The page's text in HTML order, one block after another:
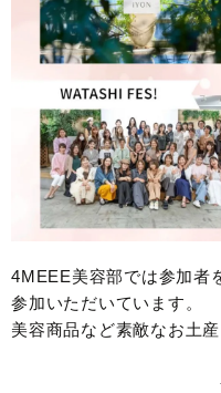
4MEEE美容部では参加者
参加いただいています。
美容商品など素敵なお土